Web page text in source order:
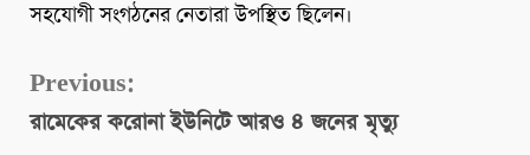
সহযোগী সংগঠনের নেতারা উপস্থিত ছিলেন।
Continue
Reading
Previous:
রামেকের করোনা ইউনিটে আরও ৪ জনের মৃত্যু